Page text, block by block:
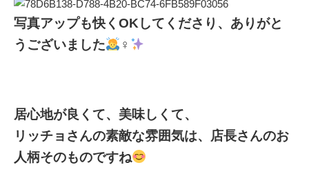
写真アップも快くOKしてくださり、ありがと
うございました
‍♀️
居心地が良くて、美味しくて、
リッチョさんの素敵な雰囲気は、店長さんのお
人柄そのものですね